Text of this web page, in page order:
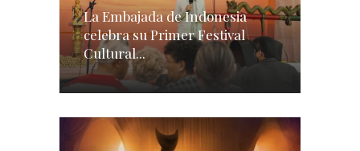
La Embajada de Indonesia
celebra su Primer Festival
Cultural...